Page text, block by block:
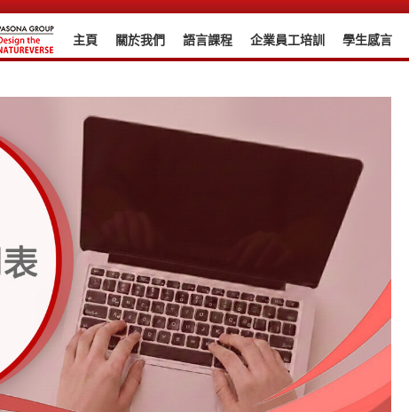
主頁 關於我們 語言課程 企業員工培訓 學生感言